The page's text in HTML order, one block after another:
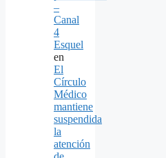
–
Canal
4
Esquel
en
El
Círculo
Médico
mantiene
suspendida
la
atención